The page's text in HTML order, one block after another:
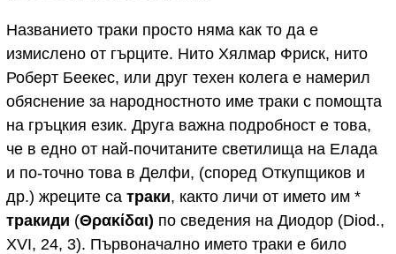
Названието траки просто няма как то да е
измислено от гърците. Нито Хялмар Фриск, нито
Роберт Беекес, или друг техен колега е намерил
обяснение за народностното име траки с помощта
на гръцкия език. Друга важна подробност е това,
че в едно от най-почитаните светилища на Елада
и по-точно това в Делфи, (според Откупщиков и
др.) жреците са траки, както личи от името им *
тракиди (Θρακίδαι) по сведения на Диодор (Diod.,
XVI, 24, 3). Първоначално името траки е било